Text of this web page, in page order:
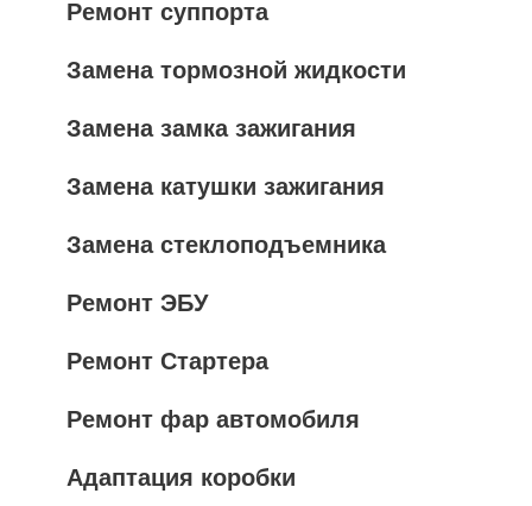
Ремонт суппорта
Замена тормозной жидкости
Замена замка зажигания
Замена катушки зажигания
Замена стеклоподъемника
Ремонт ЭБУ
Ремонт Стартера
Ремонт фар автомобиля
Адаптация коробки